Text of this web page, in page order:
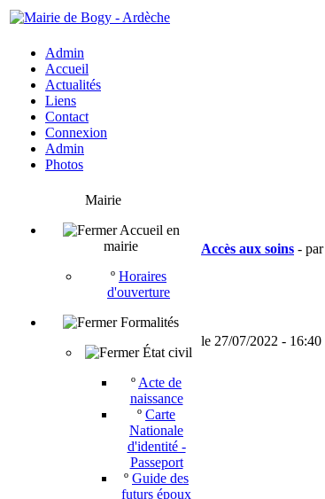
Admin
Accueil
Actualités
Liens
Contact
Connexion
Admin
Photos
Mairie
Accueil en
mairie
º Horaires
d'ouverture
Formalités
État civil
º Acte de
naissance
º Carte
Nationale
d'identité -
Passeport
º Guide des
futurs époux
Accès aux soins - par
le 27/07/2022 - 16:40